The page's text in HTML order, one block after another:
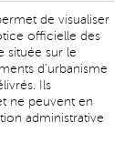
de visualiser
officielle des
située sur le
d'urbanisme
Ils
ne peuvent en
administrative